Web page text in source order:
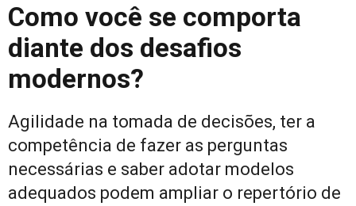
Como você se comporta
diante dos desafios
modernos?
Agilidade na tomada de decisões, ter a
competência de fazer as perguntas
necessárias e saber adotar modelos
adequados podem ampliar o repertório de